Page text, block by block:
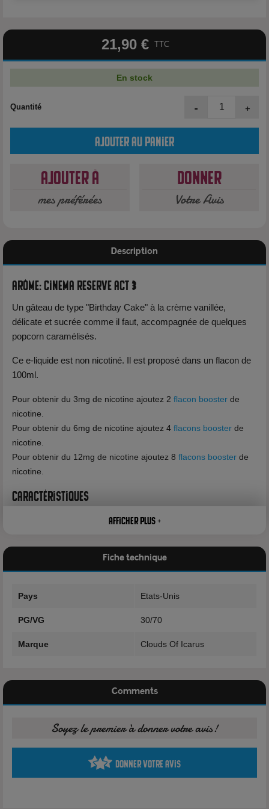
21,90 € TTC
En stock
Quantité - +
Ajouter au panier
Ajouter à
mes préférées
Donner
Votre Avis
Description
Arôme: Cinema Reserve Act 3
Un gâteau de type "Birthday Cake" à la crème vanillée,
délicate et sucrée comme il faut, accompagnée de quelques
popcorn caramélisés.
Ce e-liquide est non nicotiné. Il est proposé dans un flacon de
100ml.
Pour obtenir du 3mg de nicotine ajoutez 2 flacon booster de
nicotine.
Pour obtenir du 6mg de nicotine ajoutez 4 flacons booster de
nicotine.
Pour obtenir du 12mg de nicotine ajoutez 8 flacons booster de
nicotine.
Caractéristiques
Marque: Clouds of Icarus
Composition
Afficher plus +
Fiche technique
Pays Etats-Unis
PG/VG 30/70
Marque Clouds Of Icarus
Comments
Soyez le premier à donner votre avis!
Donner votre avis